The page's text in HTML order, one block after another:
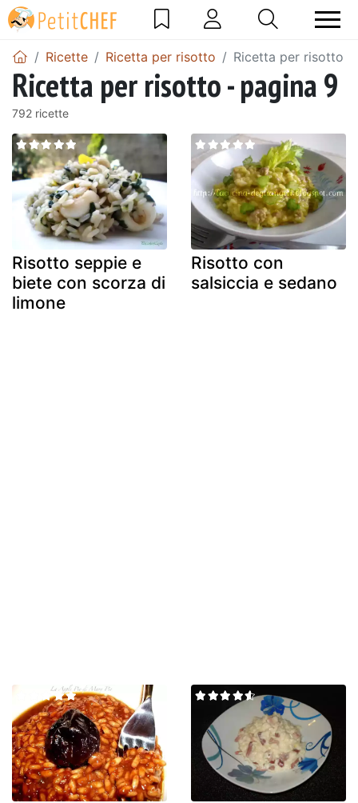
Ricette Ricetta per risotto Ricetta per risotto -
Ricetta per risotto - pagina 9
792 ricette
Risotto seppie e
biete con scorza di
limone
Risotto con
salsiccia e sedano